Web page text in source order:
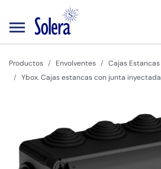
Productos Envolventes
Cajas Estancas
Ybox. Cajas estancas con junta inyectada